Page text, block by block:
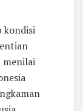
kondisi
menilai